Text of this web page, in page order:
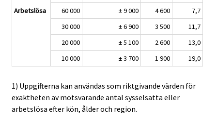
Arbetslösa
60 000
± 9 000 4 600
7,7
30 000
± 6 900 3 500
11,7
20 000
± 5 100 2 600
13,0
10 000
± 3 700 1 900 19,0
1) Uppgifterna kan användas som riktgivande värden för
exaktheten av motsvarande antal sysselsatta eller
arbetslösa efter kön, ålder och region.